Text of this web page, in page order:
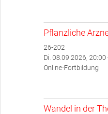
Pflanzliche
26-202
Di. 08.09.2026, 20:00
Online-Fortbildung
Wandel in der